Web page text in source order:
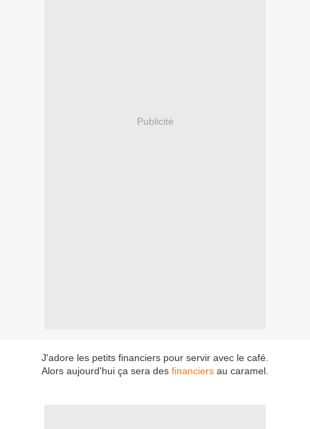
Publicité
J'adore les petits financiers pour servir avec le café.
Alors aujourd'hui ça sera des financiers au caramel.